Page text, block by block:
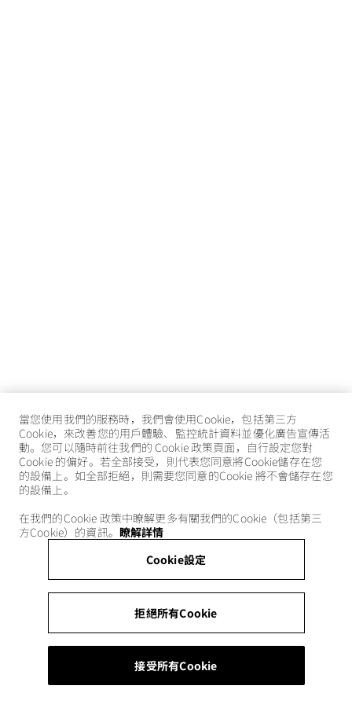
當您使用我們的服務時，我們會使用Cookie，包括第三方
Cookie，來改善您的用戶體驗、監控統計資料並優化廣告宣傳活
動。您可以隨時前往我們的 Cookie 政策頁面，自行設定您對
Cookie 的偏好。若全部接受，則代表您同意將Cookie儲存在您
的設備上。如全部拒絕，則需要您同意的Cookie 將不會儲存在您
的設備上。
在我們的Cookie 政策中瞭解更多有關我們的Cookie（包括第三
方Cookie）的資訊。 瞭解詳情
Cookie設定
拒絕所有Cookie
接受所有Cookie